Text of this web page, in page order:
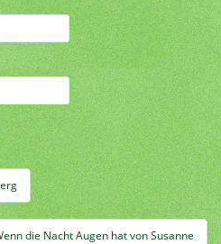
die Nacht Augen hat von Susanne